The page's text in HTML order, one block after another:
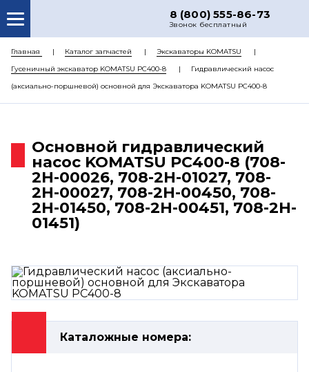
8 (800) 555-86-73
Звонок бесплатный
О НАС
КАТАЛОГ ЗАПЧАСТЕЙ
РЕМОНТ
ЦЕНЫ
КОНТАКТЫ
Главная Каталог запчастей
Экскаваторы KOMATSU
Гусеничный экскаватор KOMATSU PC400-8
Гидравлический насос
(аксиально-поршневой) основной для Экскаватора KOMATSU PC400-8
Основной гидравлический
насос KOMATSU PC400-8 (708-
2H-00026, 708-2H-01027, 708-
2H-00027, 708-2H-00450, 708-
2H-01450, 708-2H-00451, 708-2H-
01451)
Каталожные номера: